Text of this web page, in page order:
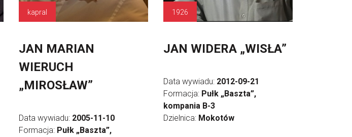
kapral
JAN MARIAN
WIERUCH
„MIROSŁAW”
Data wywiadu: 2005-11-10
Formacja: Pułk „Baszta”,
1926
JAN WIDERA „WISŁA”
Data wywiadu: 2012-09-21
Formacja: Pułk „Baszta”,
kompania B-3
Dzielnica: Mokotów